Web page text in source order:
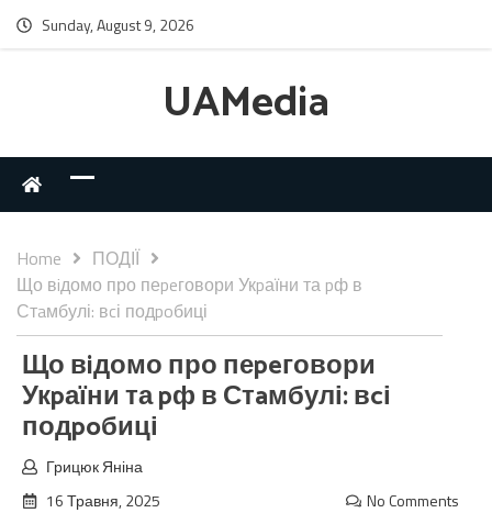
Sunday, August 9, 2026
UAMedia
Home
ПОДІЇ
Що вiдомо про пеpeговори Укpаїни та pф в
Стaмбулі: вcі подpoбиці
Що вiдомо про пеpeговори
Укpаїни та pф в Стaмбулі: вcі
подpoбиці
Грицюк Яніна
16 Травня, 2025
No Comments